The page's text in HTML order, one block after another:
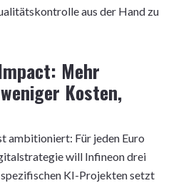
aus der Hand zu
Mehr
Kosten,
ambitioniert: Für jeden Euro
will Infineon drei
KI-Projekten setzt